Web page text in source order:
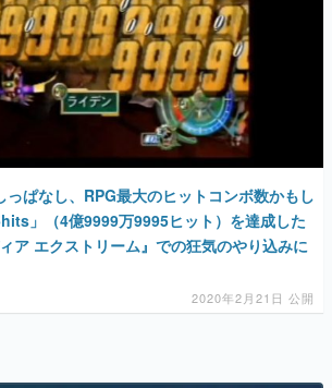
ゲームは面白い？
発者・hamatsu氏がゲームの魅力を画面や操作の
形から解き明かしていく、硬派で骨太な評論連載
ムが変えた日本語
値」「裏技」「ラスボス」… ゲームにまつわる言葉
や用法の変遷を、コンピューター文化史研究家・タ
っぱなし、RPG最大のヒットコンボ数かもし
」（4億9999万9995ヒット）を達成した
ア エクストリーム』での狂気のやり込みに
2020年2月21日 公開